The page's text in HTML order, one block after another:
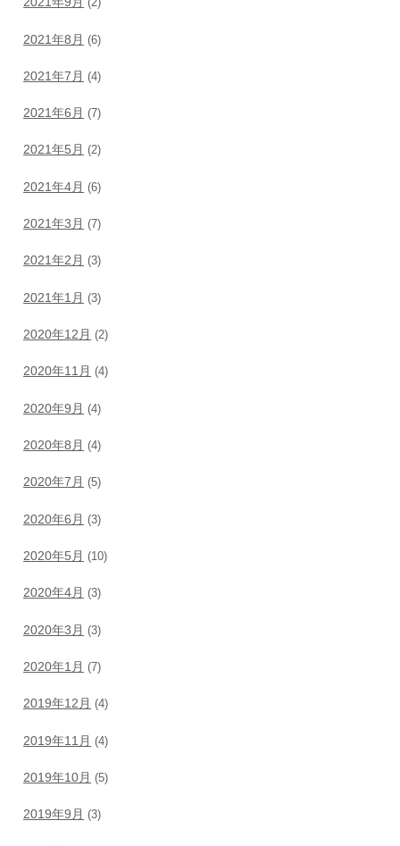
(2)
2021年8月 (6)
2021年7月 (4)
2021年6月 (7)
2021年5月 (2)
2021年4月 (6)
2021年3月 (7)
2021年2月 (3)
2021年1月 (3)
2020年12月 (2)
2020年11月 (4)
2020年9月 (4)
2020年8月 (4)
2020年7月 (5)
2020年6月 (3)
2020年5月 (10)
2020年4月 (3)
2020年3月 (3)
2020年1月 (7)
2019年12月 (4)
2019年11月 (4)
2019年10月 (5)
2019年9月 (3)